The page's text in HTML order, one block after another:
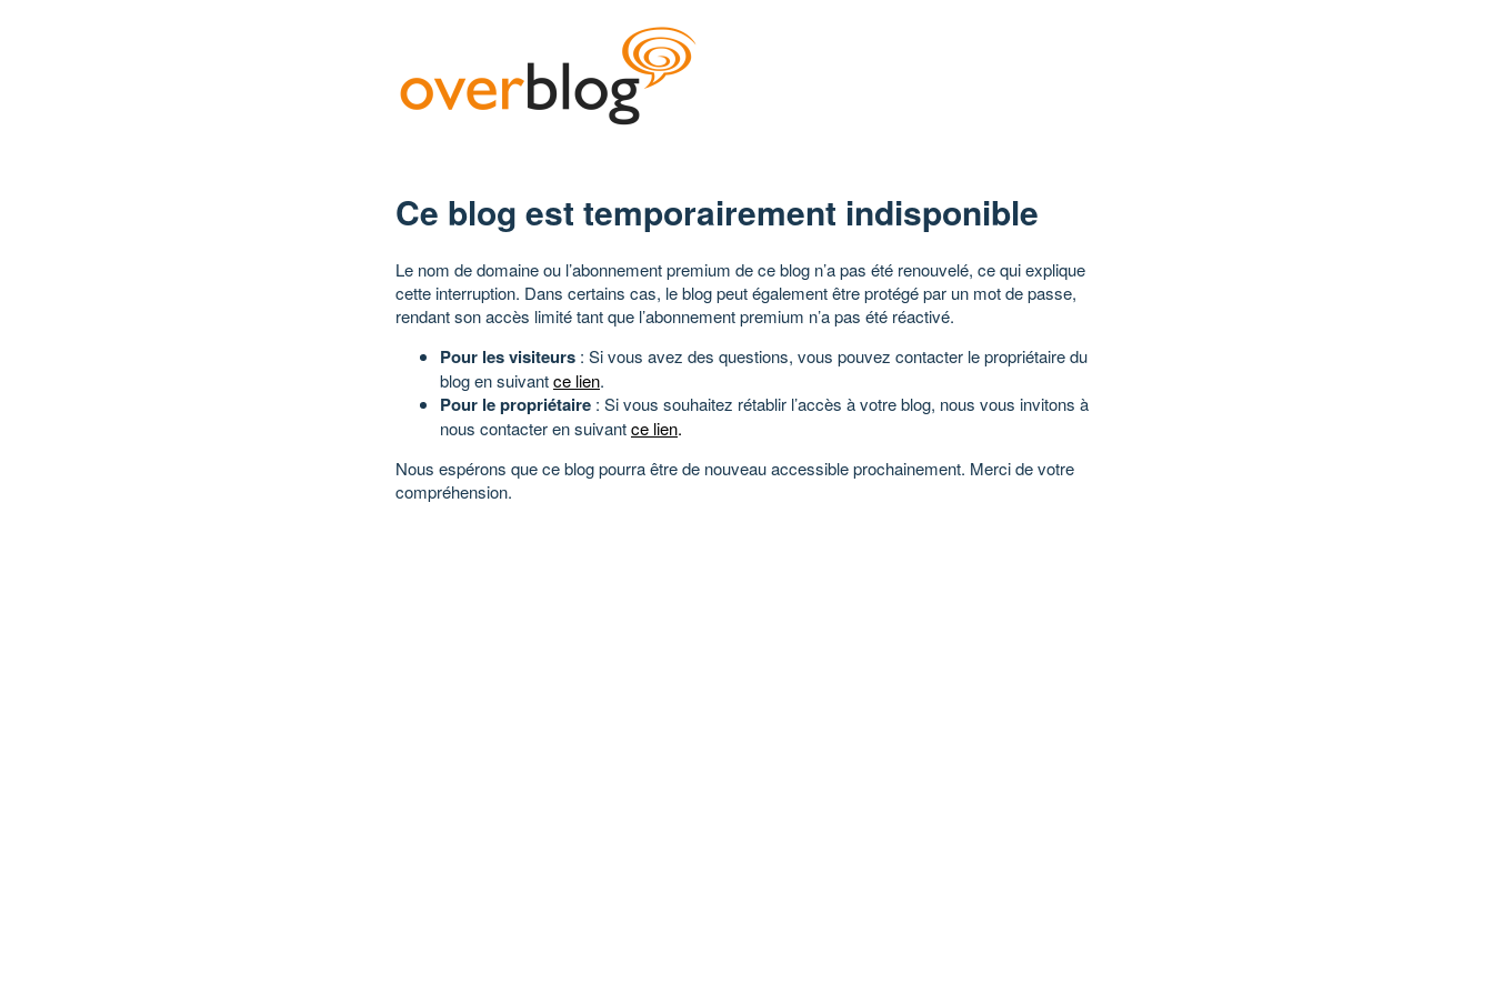
Ce blog est temporairement indisponible
Le nom de domaine ou l’abonnement premium de ce blog n’a pas été renouvelé, ce qui explique
cette interruption. Dans certains cas, le blog peut également être protégé par un mot de passe,
rendant son accès limité tant que l’abonnement premium n’a pas été réactivé.
Pour les visiteurs : Si vous avez des questions, vous pouvez contacter le propriétaire du
blog en suivantce lien.
Pour le propriétaire : Si vous souhaitez rétablir l’accès à votre blog, nous vous invitons à
nous contacter en suivantce lien.
Nous espérons que ce blog pourra être de nouveau accessible prochainement. Merci de votre
compréhension.